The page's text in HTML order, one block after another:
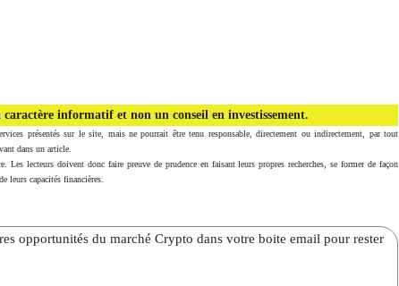
informatif et non un conseil en investissement.
présentés sur le site, mais ne pourrait être tenu responsable, directement ou indirectement, par tout
dans un article.
lecteurs doivent donc faire preuve de prudence en faisant leurs propres recherches, se former de façon
leurs capacités financières.
opportunités du marché Crypto dans votre boite email pour rester